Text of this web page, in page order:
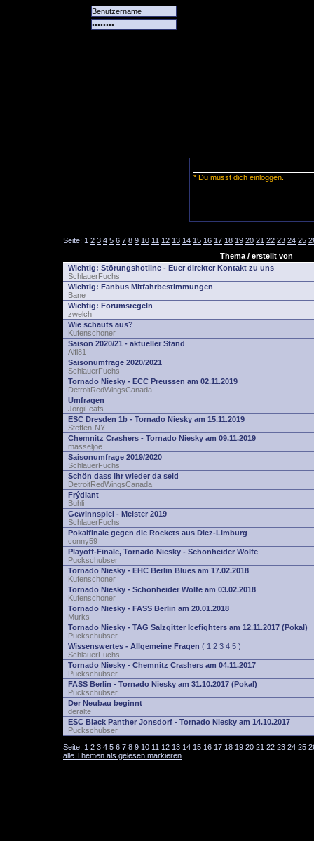
* Du musst dich einloggen.
Seite: 1 2 3 4 5 6 7 8 9 10 11 12 13 14 15 16 17 18 19 20 21 22 23 24 25
Thema / erstellt von
Wichtig: Störungshotline - Euer direkter Kontakt zu uns
SchlauerFuchs
Wichtig: Fanbus Mitfahrbestimmungen
Bane
Wichtig: Forumsregeln
zwelch
Wie schauts aus?
Kufenschoner
Saison 2020/21 - aktueller Stand
Alfi81
Saisonumfrage 2020/2021
SchlauerFuchs
Tornado Niesky - ECC Preussen am 02.11.2019
DetroitRedWingsCanada
Umfragen
JörgiLeafs
ESC Dresden 1b - Tornado Niesky am 15.11.2019
Steffen-NY
Chemnitz Crashers - Tornado Niesky am 09.11.2019
masseljoe
Saisonumfrage 2019/2020
SchlauerFuchs
Schön dass Ihr wieder da seid
DetroitRedWingsCanada
Frýdlant
Buhli
Gewinnspiel - Meister 2019
SchlauerFuchs
Pokalfinale gegen die Rockets aus Diez-Limburg
conny59
Playoff-Finale, Tornado Niesky - Schönheider Wölfe
Puckschubser
Tornado Niesky - EHC Berlin Blues am 17.02.2018
Kufenschoner
Tornado Niesky - Schönheider Wölfe am 03.02.2018
Kufenschoner
Tornado Niesky - FASS Berlin am 20.01.2018
Murks
Tornado Niesky - TAG Salzgitter Icefighters am 12.11.2017 (Pokal)
Puckschubser
Wissenswertes - Allgemeine Fragen ( 1 2 3 4 5 )
SchlauerFuchs
Tornado Niesky - Chemnitz Crashers am 04.11.2017
Puckschubser
FASS Berlin - Tornado Niesky am 31.10.2017 (Pokal)
Puckschubser
Der Neubau beginnt
deralte
ESC Black Panther Jonsdorf - Tornado Niesky am 14.10.2017
Puckschubser
Seite: 1 2 3 4 5 6 7 8 9 10 11 12 13 14 15 16 17 18 19 20 21 22 23 24 25
alle Themen als gelesen markieren